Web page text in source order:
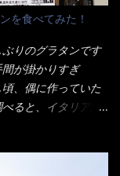
開けると・・・ な
粉末スープ！ やは
な・・・だって透
らねぇ～（コスト
意を勧めている。
・生卵を用意しま
を食べてみた！
りのグラタンです
が掛かりすぎ
、偶に作っていた
ると、イタリア語